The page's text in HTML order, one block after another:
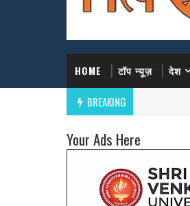
HOME टॉप न्यूज़ देश
BREAKING
Your Ads Here